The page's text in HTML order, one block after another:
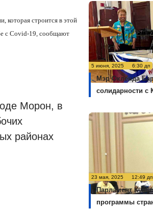
которая строится в этой
с Covid-19, сообщают
Морон, в
районах
5 июня, 2025 6:30 дп
Мэр Окленда
солидарности с
23 мая, 2025 12:49 дп
Парламент Кубы
программы